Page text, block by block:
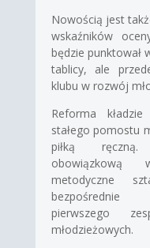
Nowością jest
wskaźników
będzie punktował
tablicy, ale
klubu w rozwój
Reforma
stałego pomostu
piłką ręczną.
obowiązkową
metodyczne
bezpośrednie
pierwszego
młodzieżowych.